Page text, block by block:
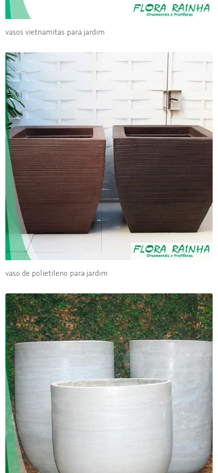
vasos vietnamitas para jardim
vaso de polietileno para jardim